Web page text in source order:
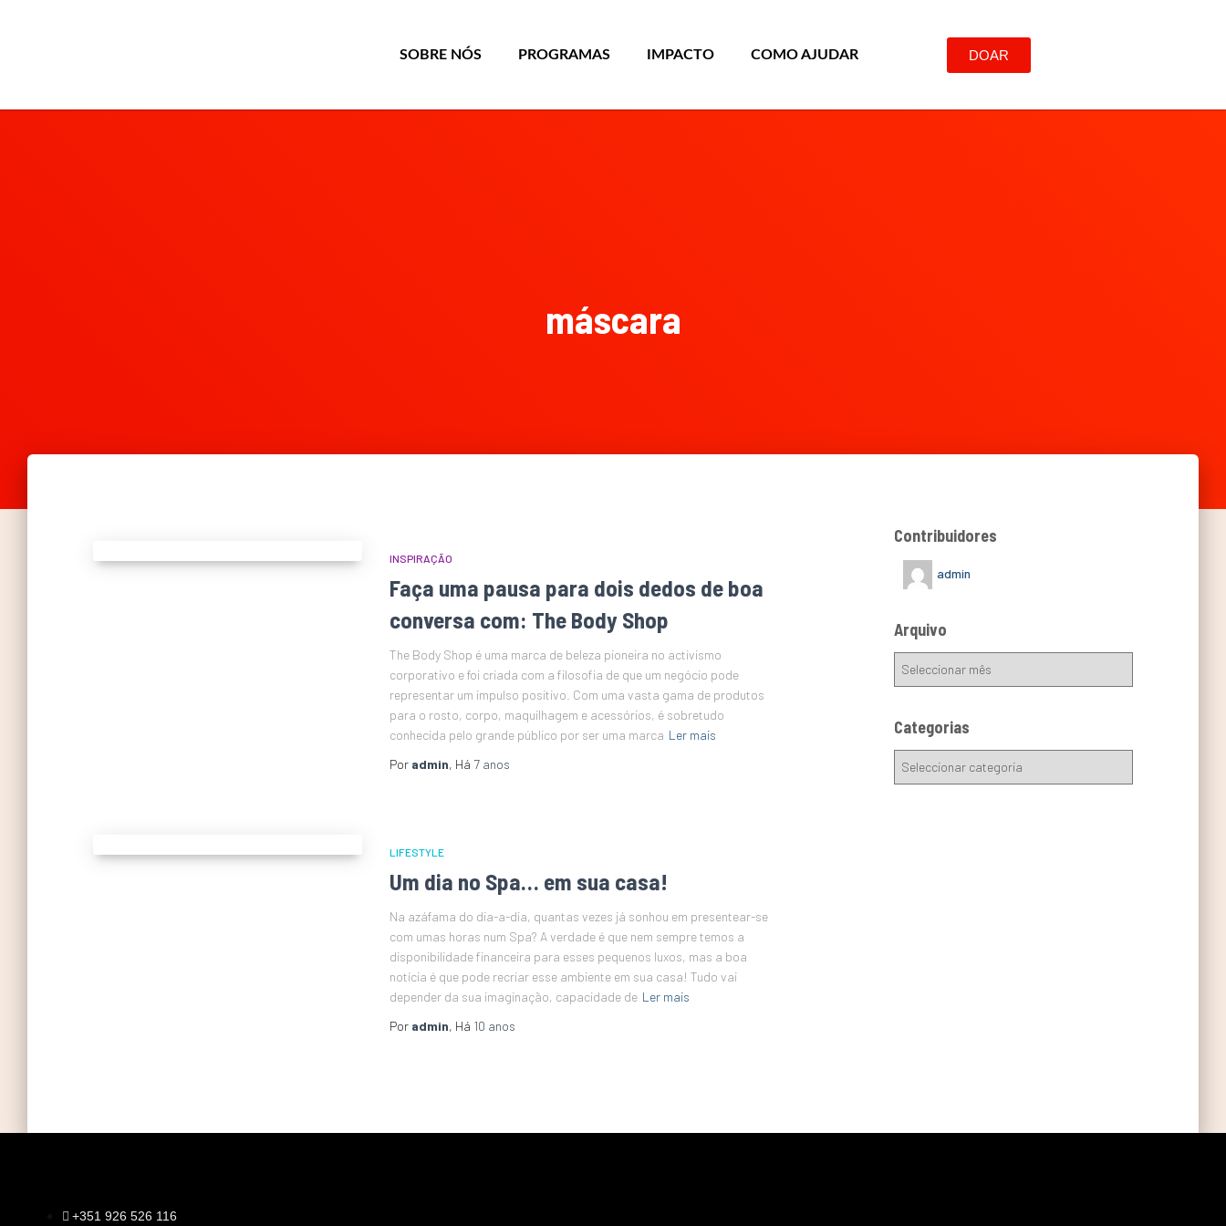
SOBRE NÓS PROGRAMAS IMPACTO COMO AJUDAR DOAR
máscara
INSPIRAÇÃO
Faça uma pausa para dois dedos de boa
conversa com: The Body Shop
The Body Shop é uma marca de beleza pioneira no activismo
corporativo e foi criada com a filosofia de que um negócio pode
representar um impulso positivo. Com uma vasta gama de produtos
para o rosto, corpo, maquilhagem e acessórios, é sobretudo
conhecida pelo grande público por ser uma marca Ler mais
Por admin, Há 7 anos
LIFESTYLE
Um dia no Spa… em sua casa!
Na azáfama do dia-a-dia, quantas vezes já sonhou em presentear-se
com umas horas num Spa? A verdade é que nem sempre temos a
disponibilidade financeira para esses pequenos luxos, mas a boa
notícia é que pode recriar esse ambiente em sua casa! Tudo vai
depender da sua imaginação, capacidade de Ler mais
Por admin, Há 10 anos
Contribuidores
admin
Arquivo
Categorias
+351 926 526 116